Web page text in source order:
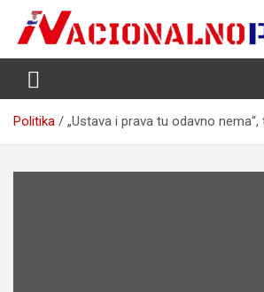
content
NacionalnoPlus.hr
Nacija želi znati više
Politika „Ustava i prava tu odavno